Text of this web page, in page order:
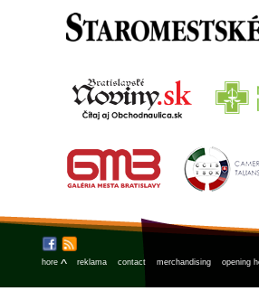
hore ^ reklama contact merchandising opening